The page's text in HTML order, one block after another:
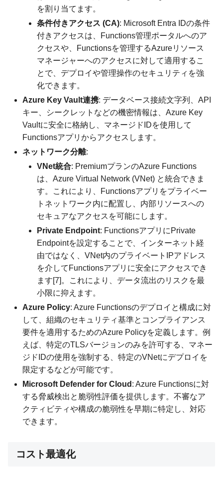
を割り当てます。
条件付きアクセス (CA): Microsoft Entra IDの条件
付きアクセスは、Functions管理ポータルへのア
クセスや、Functionsを管理するAzureリソース
マネージャーへのアクセスに対して適用するこ
とで、デプロイや管理操作のセキュリティを強
化できます。
Azure Key Vault連携: データベース接続文字列、API
キー、シークレットなどの機密情報は、Azure Key
Vaultに安全に格納し、マネージドIDを使用して
Functionsアプリからアクセスします。
ネットワーク分離:
VNet統合: PremiumプランのAzure Functions
は、Azure Virtual Network (VNet) と統合できま
す。これにより、Functionsアプリをプライベー
トネットワーク内に配置し、内部リソースへの
セキュアなアクセスを可能にします。
Private Endpoint: FunctionsアプリにPrivate
Endpointを設定することで、インターネット経
由ではなく、VNet内のプライベートIPアドレス
を介してFunctionsアプリに安全にアクセスでき
ます[7]。これにより、データ流出のリスクを最
小限に抑えます。
Azure Policy: Azure Functionsのデプロイと構成に対
して、組織のセキュリティ基準とコンプライアンス
要件を適用するためのAzure Policyを定義します。例
えば、特定のTLSバージョンのみを許可する、マネー
ジドIDの使用を強制する、特定のVNetにデプロイを
限定するなどが可能です。
Microsoft Defender for Cloud : Azure Functionsに対
する脅威検出と脆弱性評価を提供します。不審なア
クティビティや構成の脆弱性を早期に特定し、対応
できます。
コスト最適化